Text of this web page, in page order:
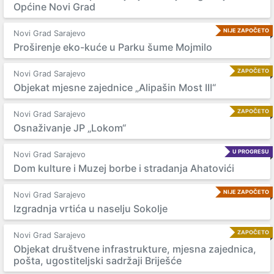
Općine Novi Grad
NIJE ZAPOČETO
Novi Grad Sarajevo
Proširenje eko-kuće u Parku šume Mojmilo
ZAPOČETO
Novi Grad Sarajevo
Objekat mjesne zajednice „Alipašin Most III“
ZAPOČETO
Novi Grad Sarajevo
Osnaživanje JP „Lokom“
U PROGRESU
Novi Grad Sarajevo
Dom kulture i Muzej borbe i stradanja Ahatovići
NIJE ZAPOČETO
Novi Grad Sarajevo
Izgradnja vrtića u naselju Sokolje
ZAPOČETO
Novi Grad Sarajevo
Objekat društvene infrastrukture, mjesna zajednica,
pošta, ugostiteljski sadržaji Briješće